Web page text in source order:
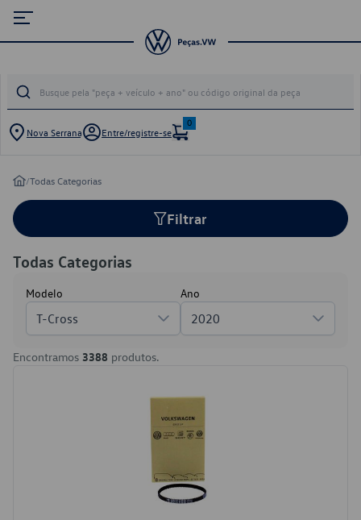
Nova Serrana Entre/registre-se
0
/Todas Categorias
Filtrar
Todas Categorias
Modelo
T-Cross
Ano
2020
Encontramos 3388 produtos.